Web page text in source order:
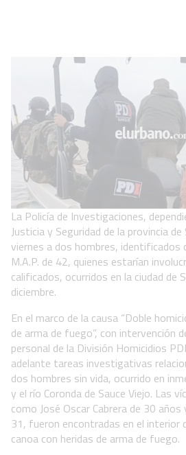
La Policía de Investigaciones,
Justicia y Seguridad de la provincia
viernes a dos hombres, identificados
M.A.P. de 42, quienes estarían
calificados, ocurridos en la ciudad de
diciembre.
En el marco de la causa “Doble
de arma de fuego”, con intervención
personal de la División Homicidios
adelante tareas investigativas
dos hombres sin vida, ocurrido en
y el río Coronda de Sauce Viejo. Las
como José Oscar Cabrera de 30
31, fueron encontradas en el interior
canoa con heridas de arma de fuego.